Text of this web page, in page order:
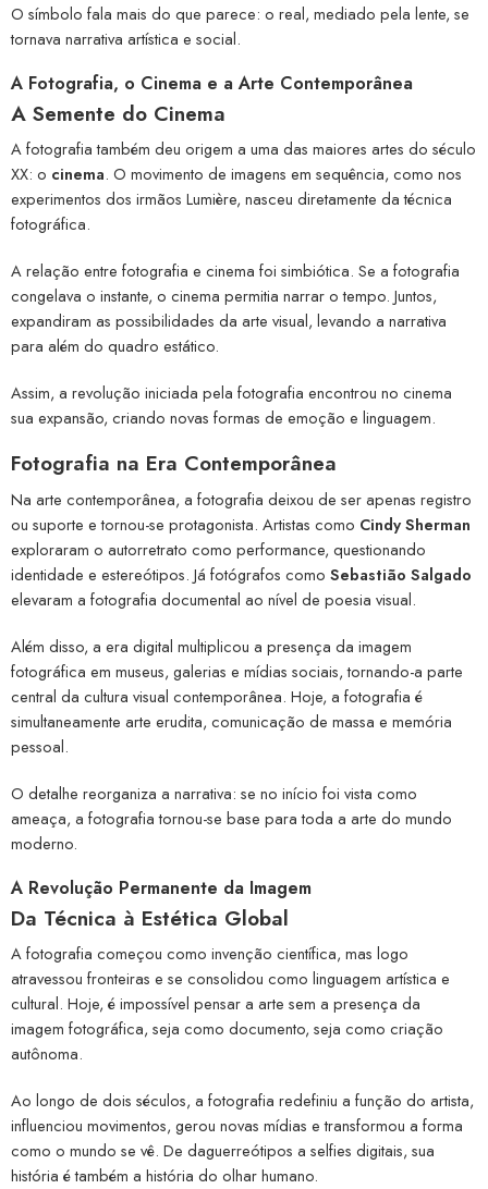
O símbolo fala mais do que parece: o real, mediado pela lente, se
tornava narrativa artística e social.
A Fotografia, o Cinema e a Arte Contemporânea
A Semente do Cinema
A fotografia também deu origem a uma das maiores artes do século
XX: o cinema. O movimento de imagens em sequência, como nos
experimentos dos irmãos Lumière, nasceu diretamente da técnica
fotográfica.
A relação entre fotografia e cinema foi simbiótica. Se a fotografia
congelava o instante, o cinema permitia narrar o tempo. Juntos,
expandiram as possibilidades da arte visual, levando a narrativa
para além do quadro estático.
Assim, a revolução iniciada pela fotografia encontrou no cinema
sua expansão, criando novas formas de emoção e linguagem.
Fotografia na Era Contemporânea
Na arte contemporânea, a fotografia deixou de ser apenas registro
ou suporte e tornou-se protagonista. Artistas como Cindy Sherman
exploraram o autorretrato como performance, questionando
identidade e estereótipos. Já fotógrafos como Sebastião Salgado
elevaram a fotografia documental ao nível de poesia visual.
Além disso, a era digital multiplicou a presença da imagem
fotográfica em museus, galerias e mídias sociais, tornando-a parte
central da cultura visual contemporânea. Hoje, a fotografia é
simultaneamente arte erudita, comunicação de massa e memória
pessoal.
O detalhe reorganiza a narrativa: se no início foi vista como
ameaça, a fotografia tornou-se base para toda a arte do mundo
moderno.
A Revolução Permanente da Imagem
Da Técnica à Estética Global
A fotografia começou como invenção científica, mas logo
atravessou fronteiras e se consolidou como linguagem artística e
cultural. Hoje, é impossível pensar a arte sem a presença da
imagem fotográfica, seja como documento, seja como criação
autônoma.
Ao longo de dois séculos, a fotografia redefiniu a função do artista,
influenciou movimentos, gerou novas mídias e transformou a forma
como o mundo se vê. De daguerreótipos a selfies digitais, sua
história é também a história do olhar humano.